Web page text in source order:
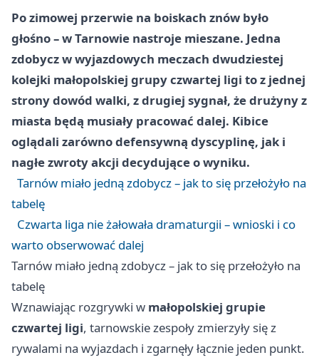
Po zimowej przerwie na boiskach znów było
głośno – w Tarnowie nastroje mieszane. Jedna
zdobycz w wyjazdowych meczach dwudziestej
kolejki małopolskiej grupy czwartej ligi to z jednej
strony dowód walki, z drugiej sygnał, że drużyny z
miasta będą musiały pracować dalej. Kibice
oglądali zarówno defensywną dyscyplinę, jak i
nagłe zwroty akcji decydujące o wyniku.
Tarnów miało jedną zdobycz – jak to się przełożyło na
tabelę
Czwarta liga nie żałowała dramaturgii – wnioski i co
warto obserwować dalej
Tarnów miało jedną zdobycz – jak to się przełożyło na
tabelę
Wznawiając rozgrywki w małopolskiej grupie
czwartej ligi, tarnowskie zespoły zmierzyły się z
rywalami na wyjazdach i zgarnęły łącznie jeden punkt.